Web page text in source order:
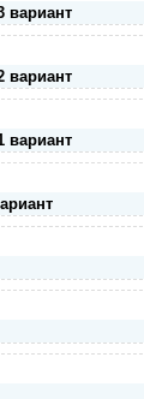
вариант
вариант
вариант